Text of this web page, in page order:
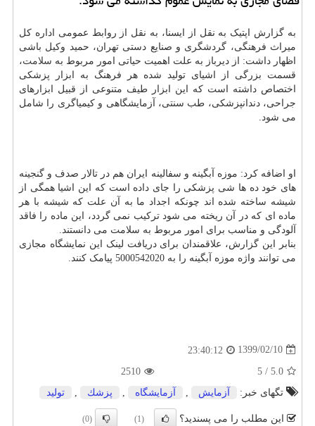
به گزارش اپتیک به نقل از ایسنا، به نقل از روابط عمومی اداره کل
میراث فرهنگی، گردشگری و صنایع دستی تهران، حمید وکیل باشی
اظهار داشت: از دیرباز به علت اهمیت حیاتی امور مربوط به سلامت،
قسمت بزرگی از اشیای تولید شده هر فرهنگ به ابزار پزشکی
اختصاص داشته است که این ابزار طیف متنوعی از قبیل ابزارهای
جراحی، دندانپزشکی، طب سنتی، آزمایشگاهی و کیمیاگری را شامل
می شود.
او اضافه کرد: موزه آبگینه و سفالینه ایران هم در تالار صدف و گنجینه
های خود ده ها شی پزشکی را جای داده است که این اشیا همگی از
شیشه ساخته شده اند چونکه اجداد ما به آن علت که شیشه با هر
ماده ای که در آن ریخته می شود ترکیب نمی گردد، این ماده را فاقد
آلودگی و مناسب برای امور مربوط به سلامت می دانستند.
بنابر این گزارش، علاقمندان برای دریافت لینک این نمایشگاه مجازی
می توانند واژه موزه آبگینه را به 5000542020 پیامک کنند.
1399/02/10
23:40:12
5.0
/
5
2510
تگهای خبر:
آزمایش آزمایشگاه پزشك تولید
این مطلب را می پسندید؟ (1)
(0)